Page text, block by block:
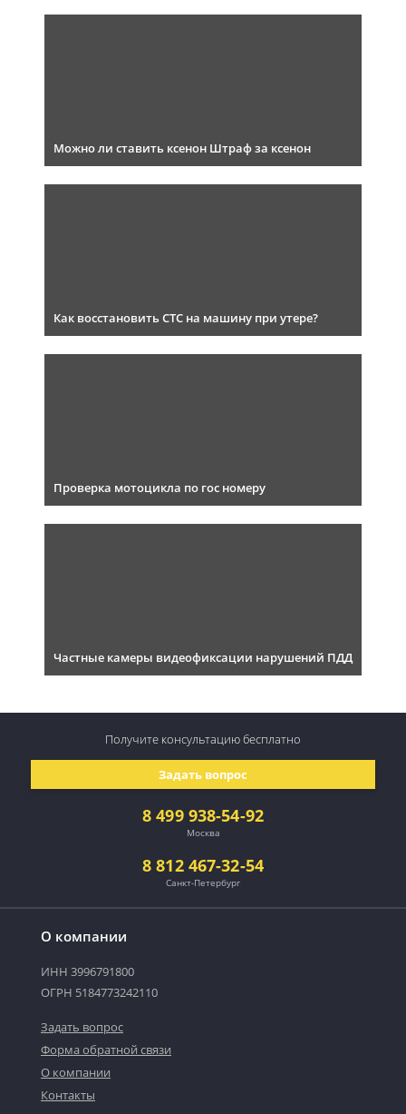
Можно ли ставить ксенон Штраф за ксенон
Как восстановить СТС на машину при утере?
Проверка мотоцикла по гос номеру
Частные камеры видеофиксации нарушений ПДД
О компании
ИНН 3996791800
ОГРН 5184773242110
Задать вопрос
Форма обратной связи
О компании
Контакты
8 499 938-54-92
Москва
8 812 467-32-54
Санкт-Петербург
Задать вопрос
Получите консультациюбесплатно